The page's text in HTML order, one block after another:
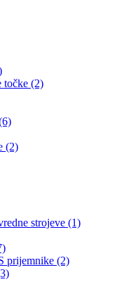
točke (2)
(2)
strojeve (1)
prijemnike (2)